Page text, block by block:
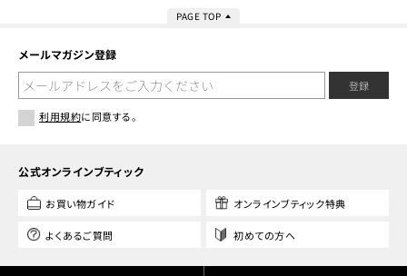
PAGE TOP
メールマガジン登録
登録
利用規約に同意する。
公式オンラインブティック
お買い物ガイド オンラインブティック特典
よくあるご質問 初めての方へ